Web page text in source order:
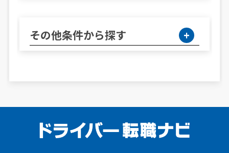
その他条件から探す